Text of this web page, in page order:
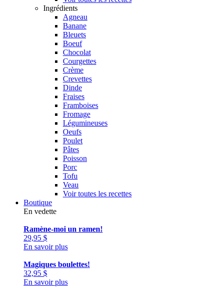
Ingrédients
Agneau
Banane
Bleuets
Boeuf
Chocolat
Courgettes
Crème
Crevettes
Dinde
Fraises
Framboises
Fromage
Légumineuses
Oeufs
Poulet
Pâtes
Poisson
Porc
Tofu
Veau
Voir toutes les recettes
Boutique
En vedette
Ramène-moi un ramen!
29,95 $
En savoir plus
Magiques boulettes!
32,95 $
En savoir plus